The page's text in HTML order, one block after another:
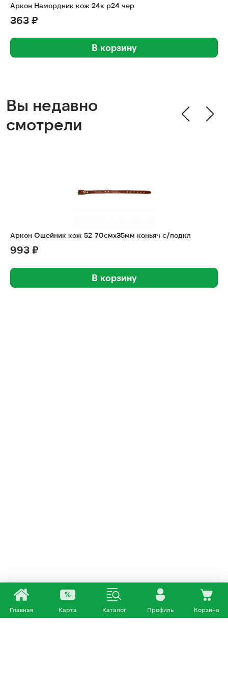
Аркон Намордник кож 24к р24 чер
363 ₽
В корзину
Вы недавно
смотрели
Аркон Ошейник кож 52-70смx35мм коньяч с/подкл
993 ₽
В корзину
Главная Карта Каталог Профиль Корзина